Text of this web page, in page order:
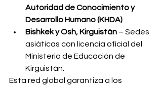
Autoridad de Conocimiento y
Desarrollo Humano (KHDA)
Bishkek y Osh, Kirguistán – Sedes
asiáticas con licencia oficial del
Ministerio de Educación de
Kirguistán.
Esta red global garantiza a los